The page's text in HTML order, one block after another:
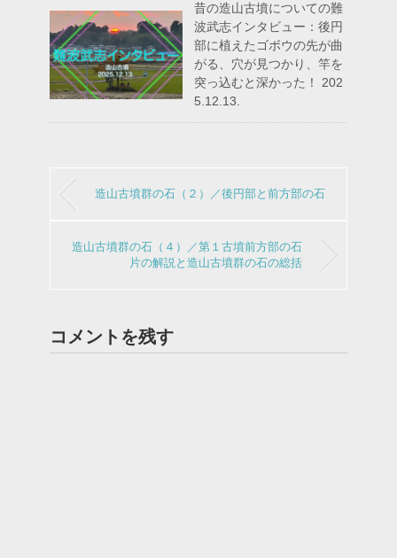
昔の造山古墳についての難
波武志インタビュー：後円
部に植えたゴボウの先が曲
がる、穴が見つかり、竿を
突っ込むと深かった！ 202
5.12.13.
造山古墳群の石（２）／後円部と前方部の石
造山古墳群の石（４）／第１古墳前方部の石
片の解説と造山古墳群の石の総括
コメントを残す